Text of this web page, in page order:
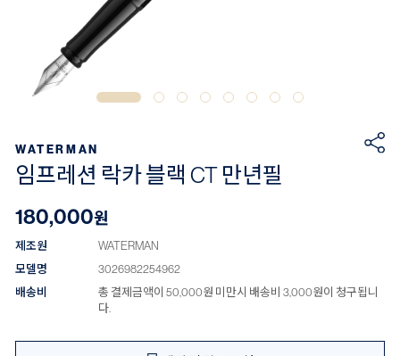
WATERMAN
임프레션 락카 블랙 CT 만년필
180,000원
제조원
WATERMAN
모델명
3026982254962
배송비
총 결제금액이 50,000원 미만시 배송비 3,000원이 청구됩니
다.